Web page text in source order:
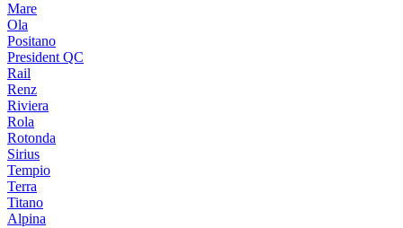
Mare
Ola
Positano
President QC
Rail
Renz
Riviera
Rola
Rotonda
Sirius
Tempio
Terra
Titano
Alpina